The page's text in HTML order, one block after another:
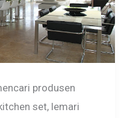
produsen
set, lemari